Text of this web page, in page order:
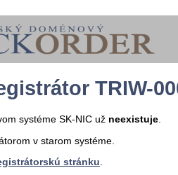
TRIW-
systéme SK-NIC už neexistuje.
v starom systéme.
stránku